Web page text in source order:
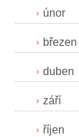
únor
březen
duben
září
říjen